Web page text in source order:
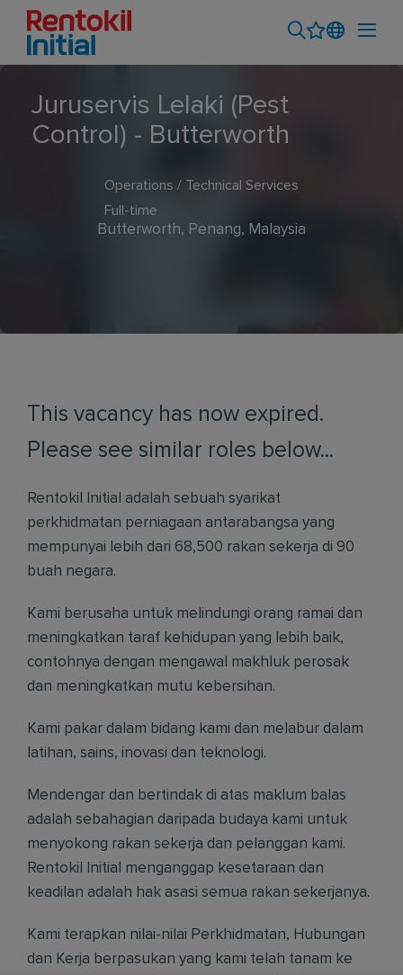
Juruservis Lelaki (Pest
Control) - Butterworth
Operations / Technical Services
Full-time
Butterworth, Penang, Malaysia
This vacancy has now expired.
Please see similar roles below...
Rentokil Initial adalah sebuah syarikat
perkhidmatan perniagaan antarabangsa yang
mempunyai lebih dari 68,500 rakan sekerja di 90
buah negara.
Kami berusaha untuk melindungi orang ramai dan
meningkatkan taraf kehidupan yang lebih baik,
contohnya dengan mengawal makhluk perosak
dan meningkatkan mutu kebersihan.
Kami pakar dalam bidang kami dan melabur dalam
latihan, sains, inovasi dan teknologi.
Mendengar dan bertindak di atas maklum balas
adalah sebahagian daripada budaya kami untuk
menyokong rakan sekerja dan pelanggan kami.
Rentokil Initial menganggap kesetaraan dan
keadilan adalah hak asasi semua rakan sekerjanya.
Kami terapkan nilai-nilai Perkhidmatan, Hubungan
dan Kerja berpasukan yang kami telah tanam ke